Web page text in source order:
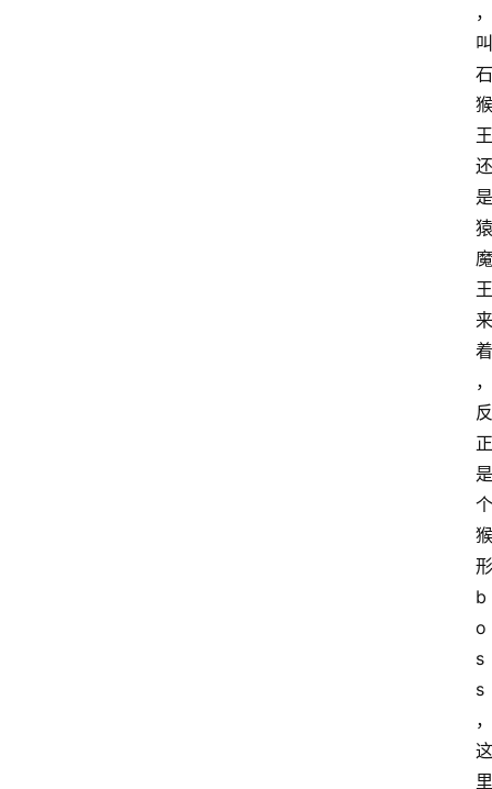
，
叫
石
猴
王
还
是
猿
魔
王
来
着
，
反
正
是
个
猴
形
b
o
s
s
，
这
里